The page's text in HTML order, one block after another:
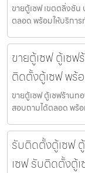
ขายตู้เซฟ เขตตลิ่งชั
ตลอด พร้อมให้บริการ
ขายตู้เซฟ ตู้เซฟ
ติดตั้งตู้เซฟ พร้
ขายตู้เซฟ ตู้เซฟร้านท
สอบถามได้ตลอด พร้อ
รับติดตั้งตู้เซฟ
เซฟ รับติดตั้งตู้